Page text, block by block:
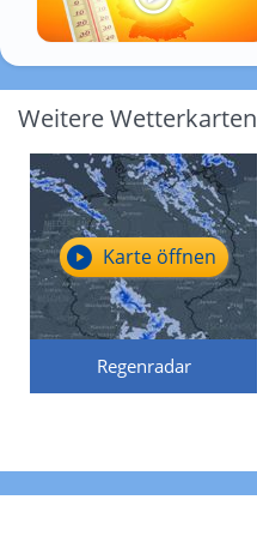
Weitere Wetterkarten
Regenradar
Karte öffnen